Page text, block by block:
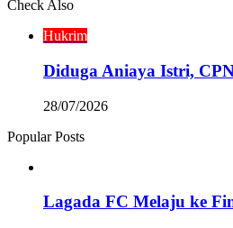
Check Also
Hukrim
Diduga Aniaya Istri,
28/07/2026
Popular Posts
Lagada FC Melaju ke